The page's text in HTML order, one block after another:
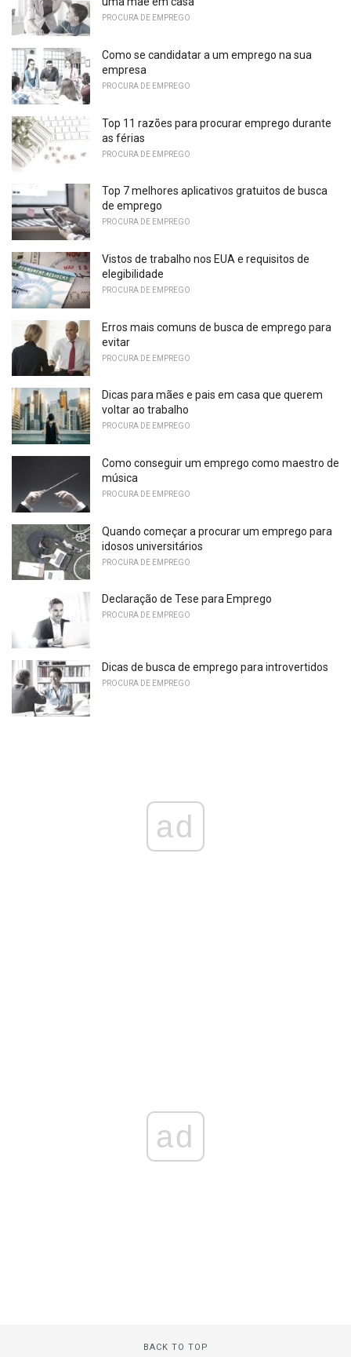
PROCURA DE EMPREGO
Como se candidatar a um emprego na sua
empresa
PROCURA DE EMPREGO
Top 11 razões para procurar emprego durante
as férias
PROCURA DE EMPREGO
Top 7 melhores aplicativos gratuitos de busca
de emprego
PROCURA DE EMPREGO
Vistos de trabalho nos EUA e requisitos de
elegibilidade
PROCURA DE EMPREGO
Erros mais comuns de busca de emprego para
evitar
PROCURA DE EMPREGO
Dicas para mães e pais em casa que querem
voltar ao trabalho
PROCURA DE EMPREGO
Como conseguir um emprego como maestro de
música
PROCURA DE EMPREGO
Quando começar a procurar um emprego para
idosos universitários
PROCURA DE EMPREGO
Declaração de Tese para Emprego
PROCURA DE EMPREGO
Dicas de busca de emprego para introvertidos
PROCURA DE EMPREGO
ad
ad
BACK TO TOP